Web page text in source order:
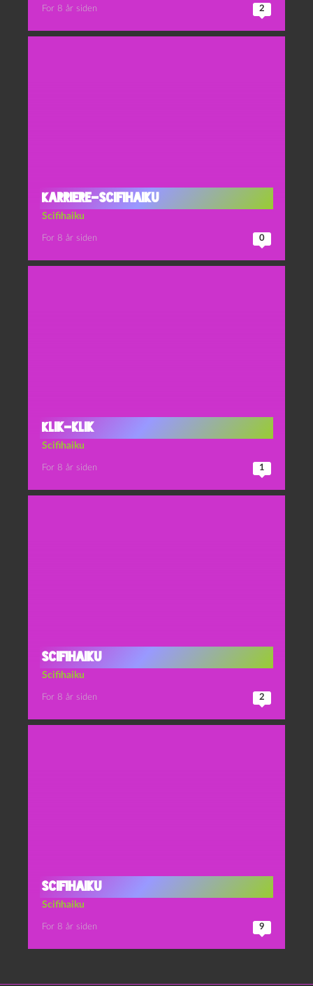
For 8 år siden 2
Karriere-scifihaiku
Scifihaiku
For 8 år siden 0
Klik-klik
Scifihaiku
For 8 år siden 1
Scifihaiku
Scifihaiku
For 8 år siden 2
Scifihaiku
Scifihaiku
For 8 år siden 9